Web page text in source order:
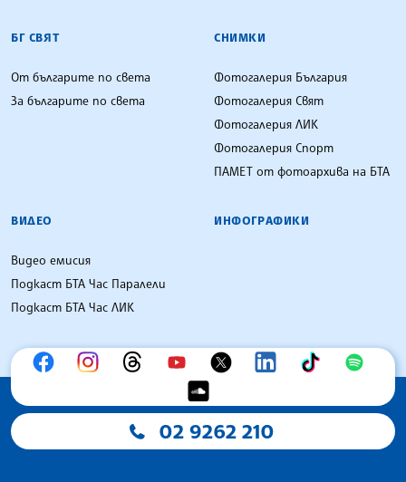
БГ СВЯТ
От българите по света
За българите по света
СНИМКИ
Фотогалерия България
Фотогалерия Свят
Фотогалерия ЛИК
Фотогалерия Спорт
ПАМЕТ от фотоархива на БТА
ВИДЕО
Видео емисия
Подкаст БТА Час Паралели
Подкаст БТА Час ЛИК
ИНФОГРАФИКИ
02 9262 210